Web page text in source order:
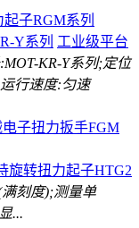
子RGM系列
工业级平台
KR-Y系列;定位
行速度:匀速
子扭力扳手FGM
旋转扭力起子HTG2
刻度);测量单
...